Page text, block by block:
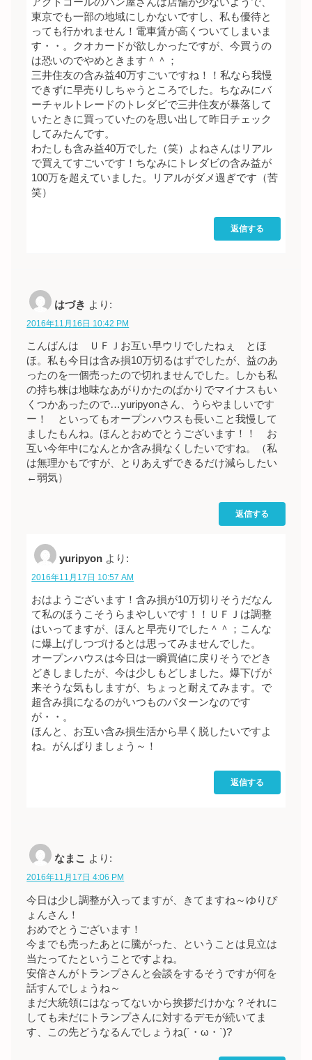
東京でも一部の地域にしかないですし、私も優待と
っても行かれません！電車賃が高くついてしまいま
す・・。クオカードが欲しかったですが、今買うの
は恐いのでやめときます＾＾；
三井住友の含み益40万すごいですね！！私なら我慢
できずに早売りしちゃうところでした。ちなみにバ
ーチャルトレードのトレダビで三井住友が暴落して
いたときに買っていたのを思い出して昨日チェック
してみたんです。
わたしも含み益40万でした（笑）よねさんはリアル
で買えてすごいです！ちなみにトレダビの含み益が
100万を超えていました。リアルがダメ過ぎです（苦
笑）
返信する
はづき より:
2016年11月16日 10:42 PM
こんばんは ＵＦＪお互い早ウリでしたねぇ とほ
ほ。私も今日は含み損10万切るはずでしたが、益のあ
ったのを一個売ったので切れませんでした。しかも私
の持ち株は地味なあがりかたのばかりでマイナスもい
くつかあったので…yuripyonさん、うらやましいです
ー！ といってもオープンハウスも長いこと我慢して
ましたもんね。ほんとおめでとうございます！！ お
互い今年中になんとか含み損なくしたいですね。（私
は無理かもですが、とりあえずできるだけ減らしたい
←弱気）
返信する
yuripyon より:
2016年11月17日 10:57 AM
おはようございます！含み損が10万切りそうだなん
て私のほうこそうらまやしいです！！ＵＦＪは調整
はいってますが、ほんと早売りでした＾＾；こんな
に爆上げしつづけるとは思ってみませんでした。
オープンハウスは今日は一瞬買値に戻りそうでどき
どきしましたが、今は少しもどしました。爆下げが
来そうな気もしますが、ちょっと耐えてみます。で
超含み損になるのがいつものパターンなのです
が・・。
ほんと、お互い含み損生活から早く脱したいですよ
ね。がんばりましょう～！
返信する
なまこ より:
2016年11月17日 4:06 PM
今日は少し調整が入ってますが、きてますね～ゆりぴ
ょんさん！
おめでとうございます！
今までも売ったあとに騰がった、ということは見立は
当たってたということですよね。
安倍さんがトランプさんと会談をするそうですが何を
話すんでしょうね～
まだ大統領にはなってないから挨拶だけかな？それに
しても未だにトランプさんに対するデモが続いてま
す、この先どうなるんでしょうね(´・ω・`)?